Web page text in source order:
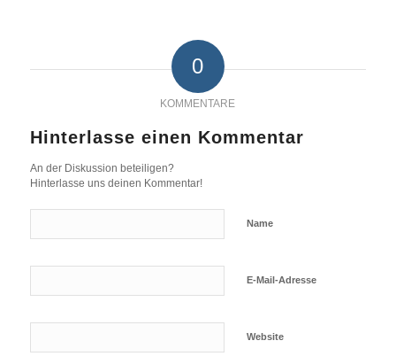
0
KOMMENTARE
Hinterlasse einen Kommentar
An der Diskussion beteiligen?
Hinterlasse uns deinen Kommentar!
Name
E-Mail-Adresse
Website